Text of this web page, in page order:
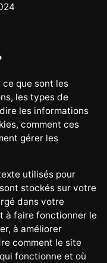
que sont les
les types de
les informations
comment ces
gérer les
utilisés pour
stockés sur votre
dans votre
à faire fonctionner le
à améliorer
comment le site
fonctionne et où